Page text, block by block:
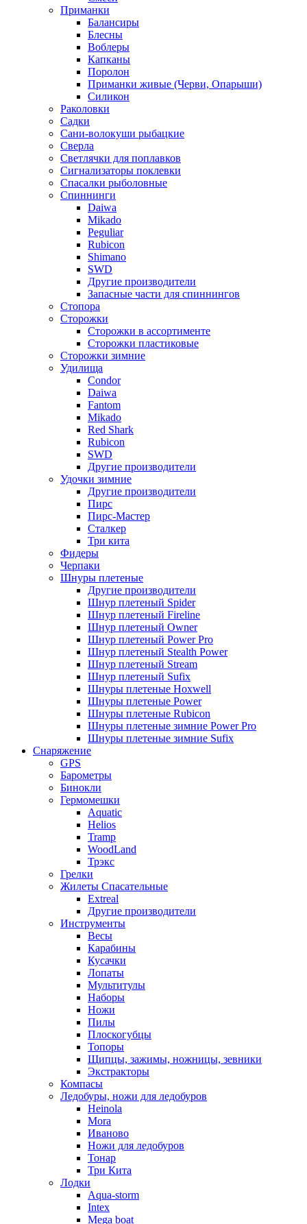
Приманки
Балансиры
Блесны
Воблеры
Капканы
Поролон
Приманки живые (Черви, Опарыши)
Силикон
Раколовки
Садки
Сани-волокуши рыбацкие
Сверла
Светлячки для поплавков
Сигнализаторы поклевки
Спасалки рыболовные
Спиннинги
Daiwa
Mikado
Peguliar
Rubicon
Shimano
SWD
Другие производители
Запасные части для спиннингов
Стопора
Сторожки
Сторожки в ассортименте
Сторожки пластиковые
Сторожки зимние
Удилища
Condor
Daiwa
Fantom
Mikado
Red Shark
Rubicon
SWD
Другие производители
Удочки зимние
Другие производители
Пирс
Пирс-Мастер
Сталкер
Три кита
Фидеры
Черпаки
Шнуры плетеные
Другие производители
Шнур плетеный Spider
Шнур плетеный Fireline
Шнур плетеный Owner
Шнур плетеный Power Pro
Шнур плетеный Stealth Power
Шнур плетеный Stream
Шнур плетеный Sufix
Шнуры плетеные Hoxwell
Шнуры плетеные Power
Шнуры плетеные Rubicon
Шнуры плетеные зимние Power Pro
Шнуры плетеные зимние Sufix
Снаряжение
GPS
Барометры
Бинокли
Гермомешки
Aquatic
Helios
Tramp
WoodLand
Трэкс
Грелки
Жилеты Спасательные
Extreal
Другие производители
Инструменты
Весы
Карабины
Кусачки
Лопаты
Мультитулы
Наборы
Ножи
Пилы
Плоскогубцы
Топоры
Щипцы, зажимы, ножницы, зевники
Экстракторы
Компасы
Ледобуры, ножи для ледобуров
Heinola
Mora
Иваново
Ножи для ледобуров
Тонар
Три Кита
Лодки
Aqua-storm
Intex
Mega boat